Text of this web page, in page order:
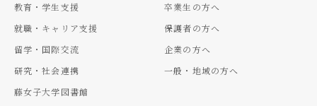
教育・学生支援
就職・キャリア支援
留学・国際交流
研究・社会連携
藤女子大学図書館
卒業生の方へ
保護者の方へ
企業の方へ
一般・地域の方へ